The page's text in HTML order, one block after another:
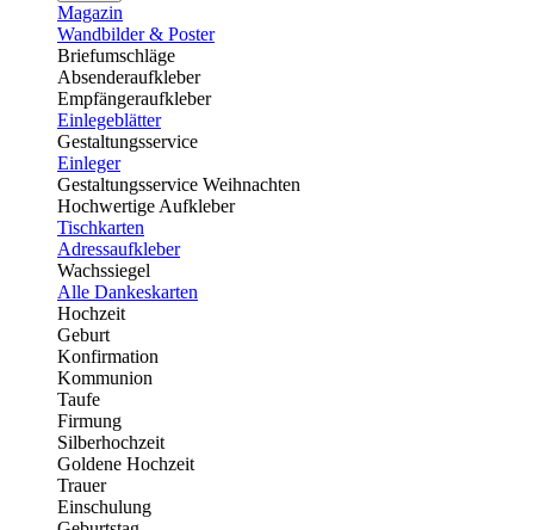
Magazin
Wandbilder & Poster
Briefumschläge
Absenderaufkleber
Empfängeraufkleber
Einlegeblätter
Gestaltungsservice
Einleger
Gestaltungsservice Weihnachten
Hochwertige Aufkleber
Tischkarten
Adressaufkleber
Wachssiegel
Alle Dankeskarten
Hochzeit
Geburt
Konfirmation
Kommunion
Taufe
Firmung
Silberhochzeit
Goldene Hochzeit
Trauer
Einschulung